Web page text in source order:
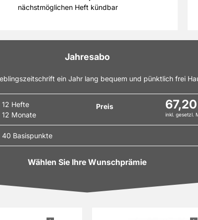
nächstmöglichen Heft kündbar
Jahresabo
ein Jahr lang bequem und pünktlich frei
12 Hefte
12 Monate
Preis
inkl. gesetzl.
40 Basispunkte
Wählen Sie Ihre Wunschprämie